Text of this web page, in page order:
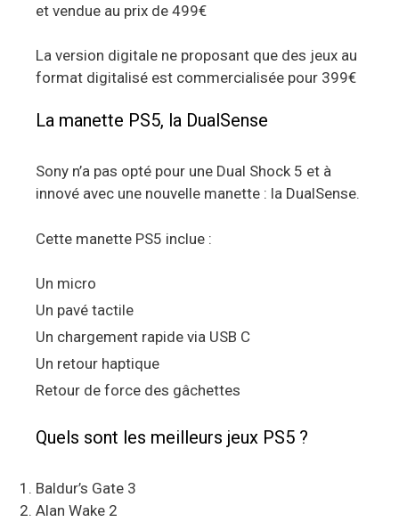
et vendue au prix de 499€
La version digitale ne proposant que des jeux au
format digitalisé est commercialisée pour 399€
La manette PS5, la DualSense
Sony n’a pas opté pour une Dual Shock 5 et à
innové avec une nouvelle manette : la DualSense.
Cette manette PS5 inclue :
Un micro
Un pavé tactile
Un chargement rapide via USB C
Un retour haptique
Retour de force des gâchettes
Quels sont les meilleurs jeux PS5 ?
Baldur’s Gate 3
Alan Wake 2